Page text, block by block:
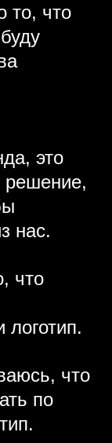
то, что
это
решение,
нас.
что
что
по